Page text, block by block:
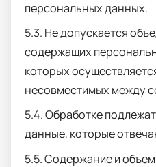
персональных данных.
5.3. Не допускается
содержащих
которых
несовместимых между
5.4. Обработке
данные, которые
5.5. Содержание и